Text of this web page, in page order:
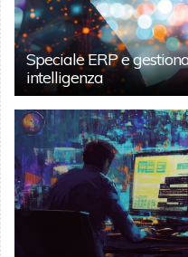
Speciale ERP e
intelligenza